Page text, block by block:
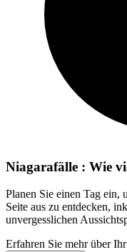
Niagarafälle : Wie
Planen Sie einen Tag ein,
Seite aus zu entdecken,
unvergesslichen
Erfahren Sie mehr über